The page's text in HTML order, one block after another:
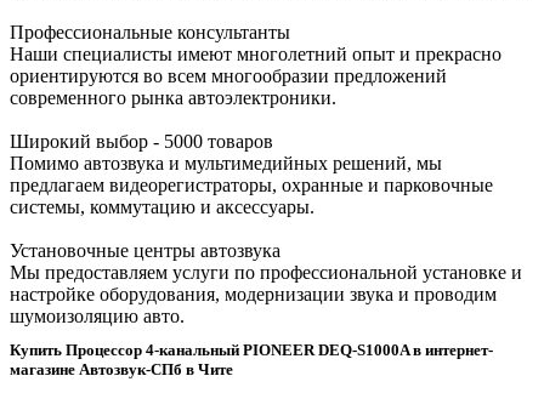
Профессиональные консультанты
Наши специалисты имеют многолетний опыт и прекрасно
ориентируются во всем многообразии предложений
современного рынка автоэлектроники.
Широкий выбор - 5000 товаров
Помимо автозвука и мультимедийных решений, мы
предлагаем видеорегистраторы, охранные и парковочные
системы, коммутацию и аксессуары.
Установочные центры автозвука
Мы предоставляем услуги по профессиональной установке и
настройке оборудования, модернизации звука и проводим
шумоизоляцию авто.
Купить Процессор 4-канальный PIONEER DEQ-S1000A в интернет-
магазине Автозвук-СПб в Чите